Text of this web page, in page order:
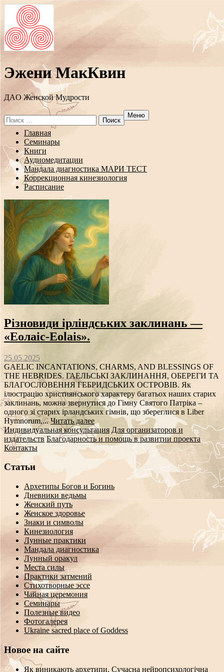
Эжени МакКвин
ДAO Женской Мудрости
Search
for:
Меню
Перейти
содержанию
Главная
Семинары
Книги
Аудиомедитации
Мандала диагностика МАРИ ТЕСТ
Коррекционная кинезиология
Расписание
Різновиди ірліндських заклинань —
«Еолаіс-Eolais».
25.05.2025
GAELIC INCANTATIONS, CHARMS, AND BLESSINGS OF
THE HEBRIDES. ГАЕЛЬСЬКІ ЗАКЛИНАННЯ, ОБЕРЕГИ ТА
БЛАГОСЛОВЕННЯ ГЕБРИДСЬКИХ ОСТРОВІВ. Як
ілюстрацію християнського характеру багатьох наших старих
заклинань, можна звернутися до Гімну Святого Патріка –
одного зі старих ірландських гімнів, що збереглися в Liber
Hymnorum,...Читать далее
Индивидуальная консультация Для организаторов и
издательств Благодарность и помощь в развитии проекта
Контакты
Статьи
Архетипы Богов и Богинь
Дневники ведьмы
Женский путь
Женское здоровье
Знаки и символы
Кинезиология
Лунные практики
Мандала диагностика
Лунный оракул
Места силы
Практики затмений
Стихотворные эссе
Чайная церемония
Семинары
Полезные видео
Фотогалерея
Ukraine sacred place of Goddess
Новое на сайте
Як виникають архетипи. Сучасна нейропсихологічна